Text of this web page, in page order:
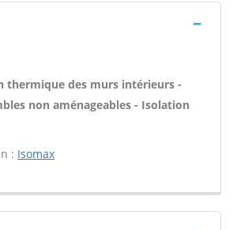
thermique des murs intérieurs -
non aménageables - Isolation
: Isomax